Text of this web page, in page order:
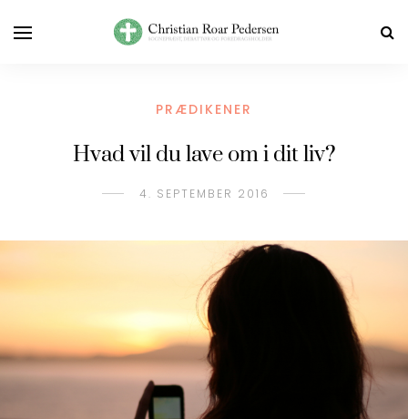
PRÆDIKENER
Hvad vil du lave om i dit liv?
4. SEPTEMBER 2016